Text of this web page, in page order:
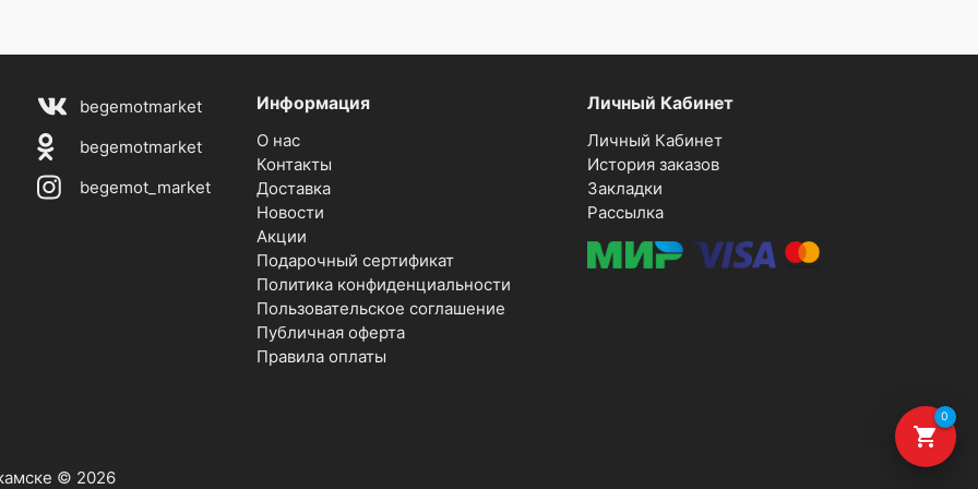
shopping_cart
0
begemotmarket
begemotmarket
begemot_market
Информация
О нас
Контакты
Доставка
Новости
Акции
Подарочный сертификат
Политика конфиденциальности
Пользовательское соглашение
Публичная оферта
Правила оплаты
Личный Кабинет
Личный Кабинет
История заказов
Закладки
Рассылка
© 2026